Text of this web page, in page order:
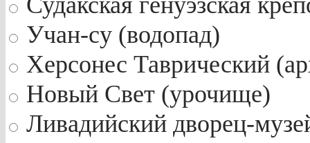
Учан-су (водопад)
Херсонес Таврический
Новый Свет (урочище)
Ливадийский дворец-